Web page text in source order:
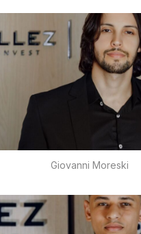
Giovanni Moreski